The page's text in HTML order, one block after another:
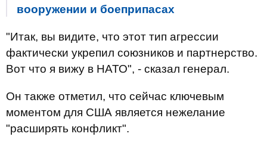
вооружении и боеприпасах
"Итак, вы видите, что этот тип агрессии
фактически укрепил союзников и партнерство.
Вот что я вижу в НАТО", - сказал генерал.
Он также отметил, что сейчас ключевым
моментом для США является нежелание
"расширять конфликт".